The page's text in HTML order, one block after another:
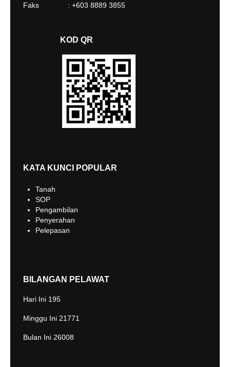
Faks : +603 8889 3855
KOD QR
KATA KUNCI POPULAR
Tanah
SOP
Pengambilan
Penyerahan
Pelepasan
BILANGAN PELAWAT
Hari Ini 195
Minggu Ini 21771
Bulan Ini 26008